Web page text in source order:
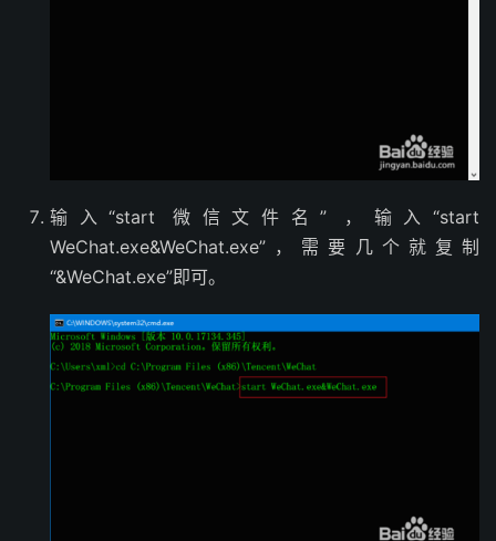
输入“start 微信文件名” ，输入“start
WeChat.exe&WeChat.exe”，需要几个就复制
“&WeChat.exe”即可。